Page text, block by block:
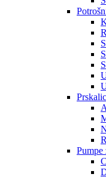
Pumpe